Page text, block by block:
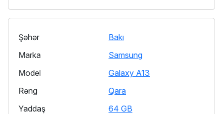
Şəhər
Bakı
Marka
Samsung
Model
Galaxy A13
Rəng
Qara
Yaddaş
64 GB